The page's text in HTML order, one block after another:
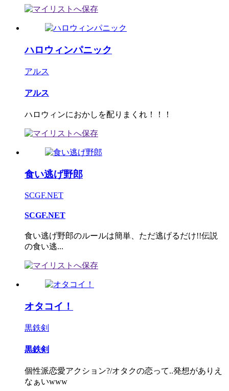
ハロウィンパニック
アルス
アルス
ハロウィンにおかしを配りまくれ！！！
食い逃げ野郎
SCGF.NET
SCGF.NET
食い逃げ野郎のルールは簡単、ただ逃げるだけ!!伝説
の食い逃...
オタコイ！
黒鉄剣
黒鉄剣
個性派恋愛アクション?/オタクの恋って..発想がありえ
なぁいwww